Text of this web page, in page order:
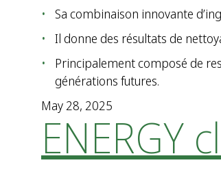
Sa combinaison innovante
Il donne des résultats de
Principalement composé de
générations futures.
May 28, 2025
ENERGY